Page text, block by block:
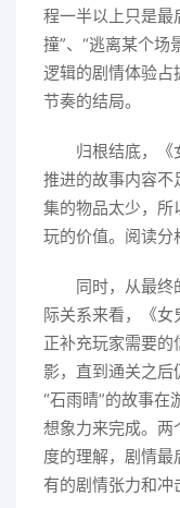
程一半以上只是最
撞”、“逃离某个场
逻辑的剧情体验占
节奏的结局。
归根结底，《
推进的故事内容不
集的物品太少，所
玩的价值。阅读分
同时，从最终
际关系来看，《
正补充玩家需要
影，直到通关之
“石雨晴”的故事在
想象力来完成。两
度的理解，剧情
有的剧情张力和冲